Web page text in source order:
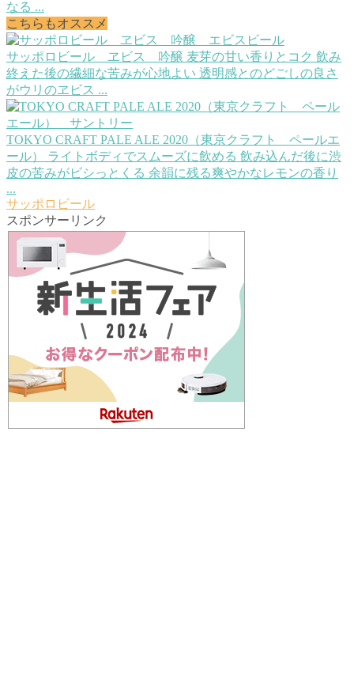
なる ...
こちらもオススメ
サッポロビール ヱビス 吟醸 麦芽の甘い香りとコク 飲み
終えた後の繊細な苦みが心地よい 透明感とのどごしの良さ
がウリのヱビス ...
TOKYO CRAFT PALE ALE 2020（東京クラフト ペールエ
ール）
ライトボディでスムーズに飲める 飲み込んだ後に渋
皮の苦みがビシっとくる 余韻に残る爽やかなレモンの香り
...
サッポロビール
スポンサーリンク